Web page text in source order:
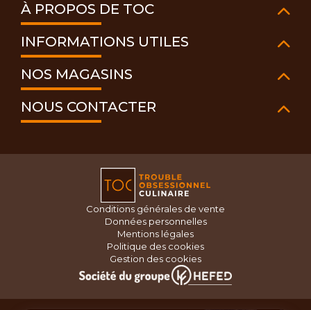
À PROPOS DE TOC
INFORMATIONS UTILES
NOS MAGASINS
NOUS CONTACTER
Conditions générales de vente
Données personnelles
Mentions légales
Politique des cookies
Gestion des cookies